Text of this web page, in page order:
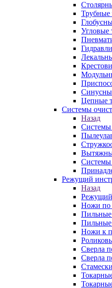
Трубные
Угловые
Цепные
Системы
Назад
Системы
Системы
Режущий
Назад
Режущий
Ножи по
Пильные
Пильные
Ножи к
Сверла
Сверла